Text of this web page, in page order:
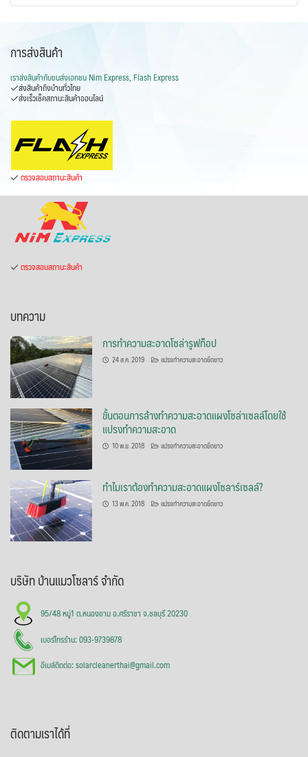
การส่งสินค้า
เราส่งสินค้ากับขนส่งเอกชน Nim Express, Flash Express
ส่งสินค้าถึงบ้านทั่วไทย
ส่งเร็วเช็คสถานะสินค้าออนไลน์
ตรวจสอบสถานะสินค้า
ตรวจสอบสถานะสินค้า
บทความ
การทำความสะอาดโซล่ารูฟท็อป
24 ส.ค. 2019 แปรงทำความสะอาดยืดยาว
ขั้นตอนการล้างทำความสะอาดแผงโซล่าเซลล์โดยใช้
แปรงทำความสะอาด
10 พ.ย. 2018 แปรงทำความสะอาดยืดยาว
ทำไมเราต้องทำความสะอาดแผงโซลาร์เซลล์?
13 พ.ค. 2018 แปรงทำความสะอาดยืดยาว
บริษัท บ้านแมวโซลาร์ จำกัด
95/48 หมู่1 ต.หนองขาม อ.ศรีราชา จ.ชลบุรี 20230
เบอร์โทรร้าน: 093-9739878
อีเมล์ติดต่อ: solarcleanerthai@gmail.com
ติดตามเราได้ที่